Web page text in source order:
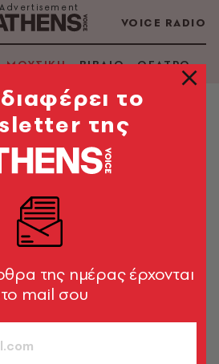
VOICE RADIO
ΜΟΥΣΙΚΗ ΒΙΒΛΙΟ ΘΕΑΤΡΟ -
Η 17χρονη
με το
ανάμεσα στην πρώτη δεκάδα
το
της
της ημέρας έρχονται
mail σου